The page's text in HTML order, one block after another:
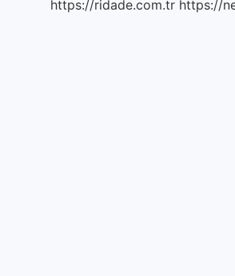
https://ridade.com.tr https://